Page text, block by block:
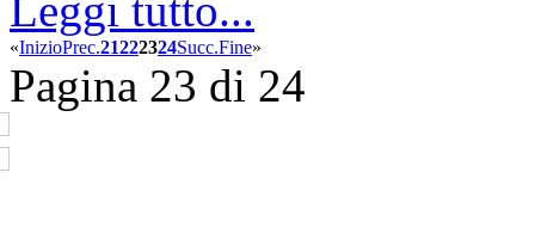
Leggi tutto...
«InizioPrec.21222324Succ.Fine»
Pagina 23 di 24